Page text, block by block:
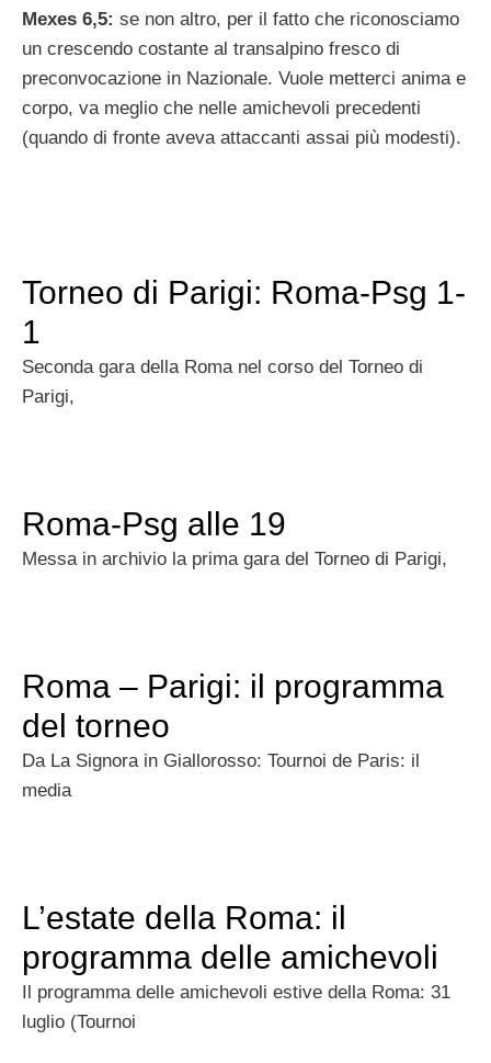
Mexes 6,5: se non altro, per il fatto che riconosciamo
un crescendo costante al transalpino fresco di
preconvocazione in Nazionale. Vuole metterci anima e
corpo, va meglio che nelle amichevoli precedenti
(quando di fronte aveva attaccanti assai più modesti).
Torneo di Parigi: Roma-Psg 1-
1
Seconda gara della Roma nel corso del Torneo di
Parigi,
Roma-Psg alle 19
Messa in archivio la prima gara del Torneo di Parigi,
Roma – Parigi: il programma
del torneo
Da La Signora in Giallorosso: Tournoi de Paris: il
media
L’estate della Roma: il
programma delle amichevoli
Il programma delle amichevoli estive della Roma: 31
luglio (Tournoi